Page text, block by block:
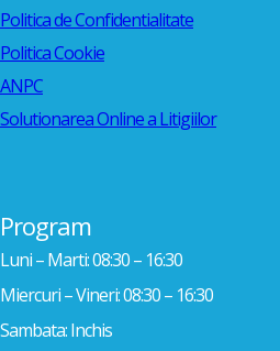
Politica de Confidentialitate
Politica Cookie
ANPC
Solutionarea Online a Litigiilor
Program
Luni – Marti: 08:30 – 16:30
Miercuri – Vineri: 08:30 – 16:30
Sambata: Inchis